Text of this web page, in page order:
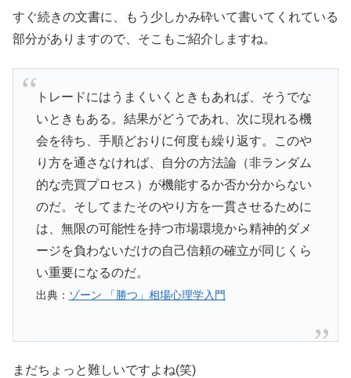
すぐ続きの文書に、もう少しかみ砕いて書いてくれている
部分がありますので、そこもご紹介しますね。
トレードにはうまくいくときもあれば、そうでな
いときもある。結果がどうであれ、次に現れる機
会を待ち、手順どおりに何度も繰り返す。このや
り方を通さなければ、自分の方法論（非ランダム
的な売買プロセス）が機能するか否か分からない
のだ。そしてまたそのやり方を一貫させるために
は、無限の可能性を持つ市場環境から精神的ダメ
ージを負わないだけの自己信頼の確立が同じくら
い重要になるのだ。
出典： ゾーン 「勝つ」相場心理学入門
まだちょっと難しいですよね(笑)